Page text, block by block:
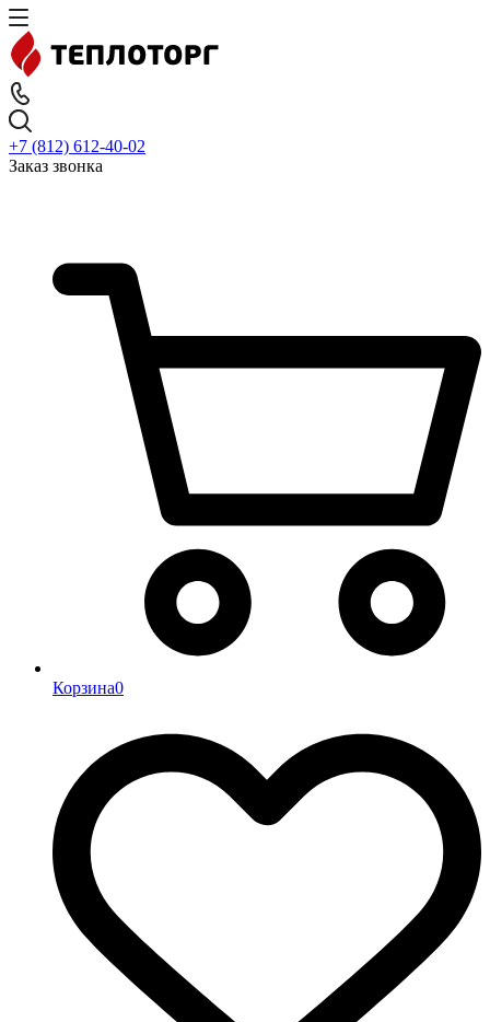
+7 (812) 612-40-02
Заказ звонка
Корзина0